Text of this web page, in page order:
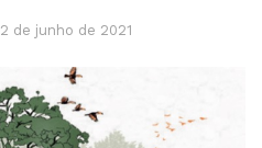
2 de junho de 2021